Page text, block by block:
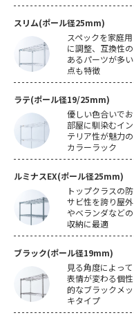
スリム(ポール径25mm)
スペックを家庭用
に調整、互換性の
あるパーツが多い
点も特徴
ラテ(ポール径19/25mm)
優しい色合いでお
部屋に馴染むイン
テリア性が魅力の
カラーラック
ルミナスEX(ポール径25mm)
トップクラスの防
サビ性を誇り屋外
やベランダなどの
収納に最適
ブラック(ポール径19mm)
見る角度によって
表情が変わる個性
的なブラックメッ
キタイプ